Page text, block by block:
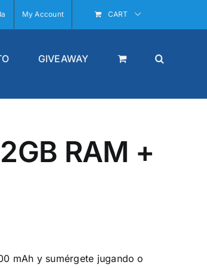
My Account CART
GIVEAWAY
RAM +
mAh y sumérgete jugando o